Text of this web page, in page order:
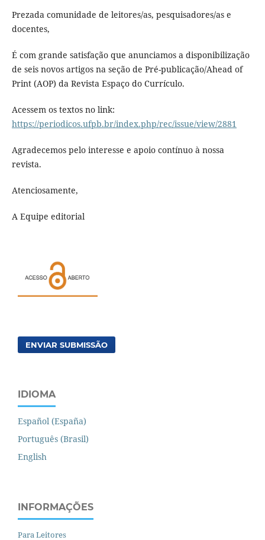
Prezada comunidade de leitores/as, pesquisadores/as e
docentes,
É com grande satisfação que anunciamos a disponibilização
de seis novos artigos na seção de Pré-publicação/Ahead of
Print (AOP) da Revista Espaço do Currículo.
Acessem os textos no link:
https://periodicos.ufpb.br/index.php/rec/issue/view/2881
Agradecemos pelo interesse e apoio contínuo à nossa
revista.
Atenciosamente,
A Equipe editorial
ENVIAR SUBMISSÃO
IDIOMA
Español (España)
Português (Brasil)
English
INFORMAÇÕES
Para Leitores